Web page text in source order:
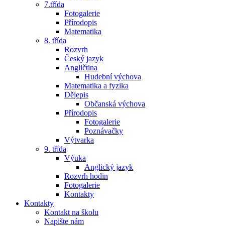
7.třída
Fotogalerie
Přírodopis
Matematika
8. třída
Rozvrh
Český jazyk
Angličtina
Hudební výchova
Matematika a fyzika
Dějepis
Občanská výchova
Přírodopis
Fotogalerie
Poznávačky
Výtvarka
9. třída
Výuka
Anglický jazyk
Rozvrh hodin
Fotogalerie
Kontakty
Kontakty
Kontakt na školu
Napište nám